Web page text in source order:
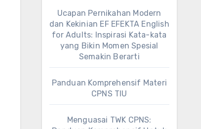
Ucapan Pernikahan Modern
dan Kekinian EF EFEKTA English
for Adults: Inspirasi Kata-kata
yang Bikin Momen Spesial
Semakin Berarti
Panduan Komprehensif Materi
CPNS TIU
Menguasai TWK CPNS: